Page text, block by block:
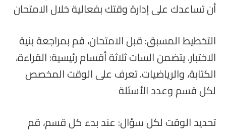
أن تساعدك على إدارة وقتك بفعالية خلال الامتحان
التخطيط المسبق: قبل الامتحان، قم بمراجعة بنية
الاختبار. يتضمن السات ثلاثة أقسام رئيسية: القراءة،
الكتابة، والرياضيات. تعرف على الوقت المخصص
لكل قسم وعدد الأسئلة
تحديد الوقت لكل سؤال: عند بدء كل قسم، قم